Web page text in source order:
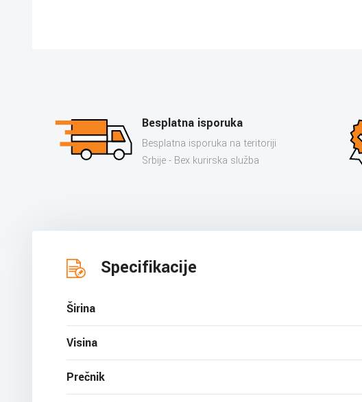
Besplatna isporuka
Besplatna isporuka na teritoriji
Srbije - Bex kurirska služba
Specifikacije
Širina
Visina
Prečnik